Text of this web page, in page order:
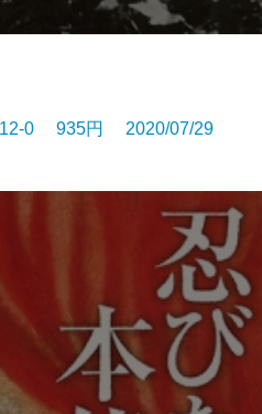
0 935円 2020/07/29